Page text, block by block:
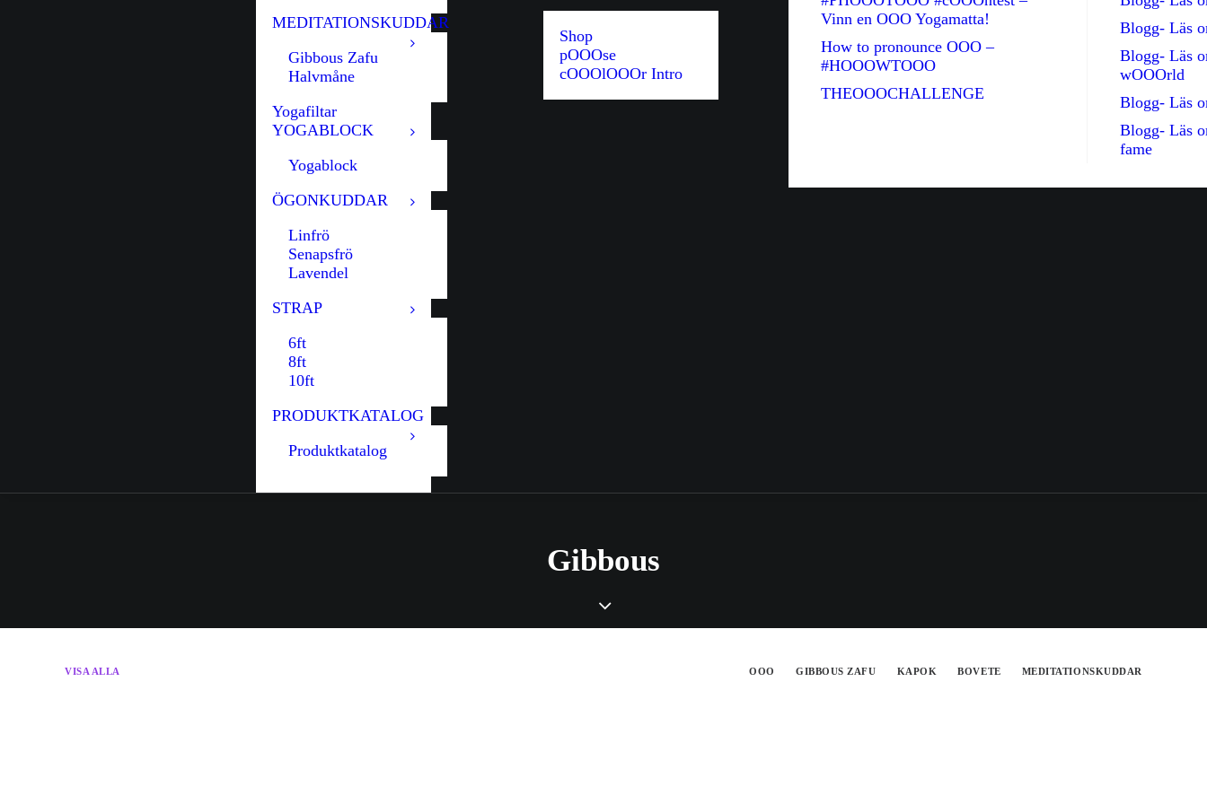
MEDITATIONSKUDDAR
Gibbous Zafu
Halvmåne
Yogafiltar
YOGABLOCK
Yogablock
ÖGONKUDDAR
Linfrö
Senapsfrö
Lavendel
STRAP
6ft
8ft
10ft
PRODUKTKATALOG
Produktkatalog
Shop
pOOOse
cOOOlOOOr Intro
Vinn en OOO Yogamatta!
How to pronounce OOO –
#HOOOWTOOO
THEOOOCHALLENGE
Blogg- Läs
Blogg- Läs
wOOOrld
Blogg- Läs
Blogg- Läs
fame
Gibbous
VISA ALLA OOO GIBBOUS ZAFU KAPOK BOVETE MEDITATIONSKUDDAR